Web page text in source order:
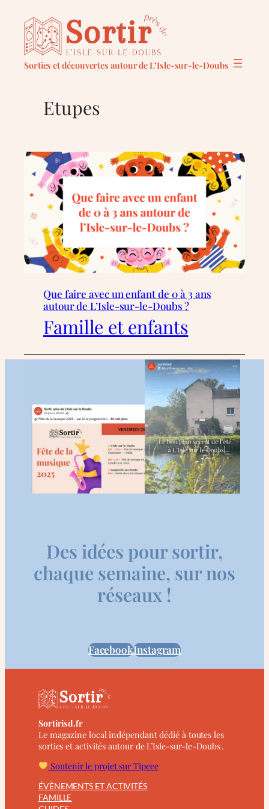
contenu
Sorties et découvertes autour de L’Isle-sur-le-Doubs
Etupes
Que faire avec un enfant de 0 à 3 ans
autour de L’Isle-sur-le-Doubs ?
Famille et enfants
Des idées pour sortir,
chaque semaine, sur nos
réseaux !
FacebookInstagram
Sortirisd.fr
Le magazine local indépendant dédié à toutes les
sorties et activités autour de L’Isle-sur-le-Doubs .
Soutenir le projet sur Tipeee
ÉVÈNEMENTS ET ACTIVITÉS
FAMILLE